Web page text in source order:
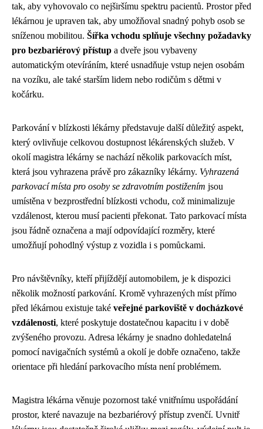
tak, aby vyhovovalo co nejširšímu spektru pacientů. Prostor před
lékárnou je upraven tak, aby umožňoval snadný pohyb osob se
sníženou mobilitou. Šířka vchodu splňuje všechny požadavky
pro bezbariérový přístup a dveře jsou vybaveny
automatickým otevíráním, které usnadňuje vstup nejen osobám
na vozíku, ale také starším lidem nebo rodičům s dětmi v
kočárku.
Parkování v blízkosti lékárny představuje další důležitý aspekt,
který ovlivňuje celkovou dostupnost lékárenských služeb. V
okolí magistra lékárny se nachází několik parkovacích míst,
která jsou vyhrazena právě pro zákazníky lékárny. Vyhrazená
parkovací místa pro osoby se zdravotním postižením jsou
umístěna v bezprostřední blízkosti vchodu, což minimalizuje
vzdálenost, kterou musí pacienti překonat. Tato parkovací místa
jsou řádně označena a mají odpovídající rozměry, které
umožňují pohodlný výstup z vozidla i s pomůckami.
Pro návštěvníky, kteří přijíždějí automobilem, je k dispozici
několik možností parkování. Kromě vyhrazených míst přímo
před lékárnou existuje také veřejné parkoviště v docházkové
vzdálenosti, které poskytuje dostatečnou kapacitu i v době
zvýšeného provozu. Adresa lékárny je snadno dohledatelná
pomocí navigačních systémů a okolí je dobře označeno, takže
orientace při hledání parkovacího místa není problémem.
Magistra lékárna věnuje pozornost také vnitřnímu uspořádání
prostor, které navazuje na bezbariérový přístup zvenčí. Uvnitř